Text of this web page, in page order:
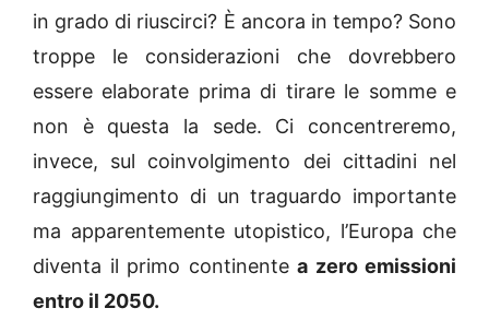
in grado di riuscirci? È ancora in tempo? Sono
troppe le considerazioni che dovrebbero
essere elaborate prima di tirare le somme e
non è questa la sede. Ci concentreremo,
invece, sul coinvolgimento dei cittadini nel
raggiungimento di un traguardo importante
ma apparentemente utopistico, l’Europa che
diventa il primo continente a zero emissioni
entro il 2050.